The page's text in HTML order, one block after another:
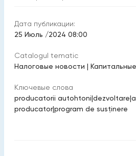
Дата публикации:
25 Июль /2024 08:00
Catalogul tematic
Налоговые новости |
Ключевые слова
producatorii autohtoni|dezvoltare|
producator|program de susținere